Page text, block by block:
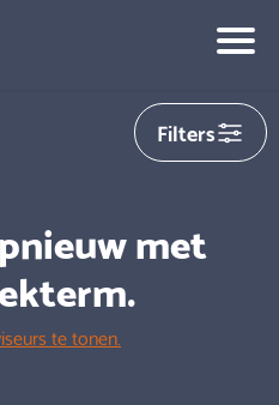
gevonden die aansluiten op
Filters
met
te tonen.